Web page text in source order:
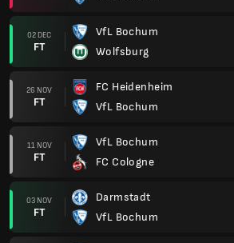
02 DEC
FT
VfL Bochum
Wolfsburg
26 NOV
FT
FC Heidenheim
VfL Bochum
11 NOV
FT
VfL Bochum
FC Cologne
03 NOV
FT
Darmstadt
VfL Bochum